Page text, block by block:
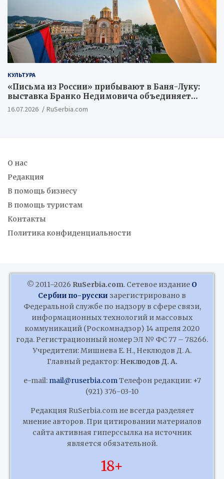
КУЛЬТУРА
«Письма из России» прибывают в Баня-Луку:
выставка Бранко Недимовича объединяет
шестерых художников из Российской
Федерации
16.07.2026 RuSerbia.com
О нас
Редакция
В помощь бизнесу
В помощь туристам
Контакты
Политика конфиденциальности
© 2011–2026 RuSerbia.com. Сетевое издание О
Сербии по-русски зарегистрировано в
Федеральной службе по надзору в сфере связи,
информационных технологий и массовых
коммуникаций (Роскомнадзор) 14 апреля 2020
года. Регистрационный номер ЭЛ № ФС 77 – 78266.
Учредители: Мишнева Е. Н., Неклюдов Д. А.
Главный редактор: Неклюдов Д. А.
e-mail: mail@ruserbia.comТелефон редакции: +7
(921) 376-03-10
Редакция RuSerbia.com не всегда разделяет
мнение авторов. При цитировании материалов
сайта активная гиперссылка на источник
является обязательной.
18+